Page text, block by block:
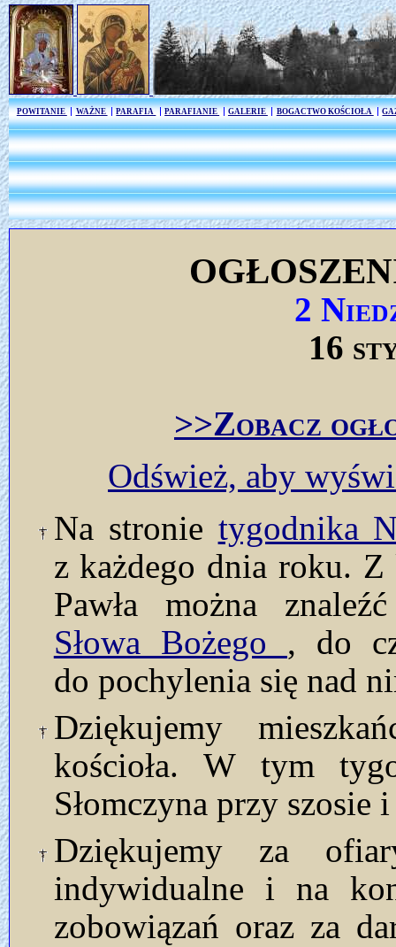
POWITANIE WAŻNE PARAFIA PARAFIANIE GALERIE BOGACTWO KOŚCIOŁA
2
16
>>Zobacz
Odśwież, aby
Na stronie tygodnika
z każdego dnia roku. Z
Pawła można
Słowa Bożego , do
do pochylenia się nad
Dziękujemy
kościoła. W tym
Słomczyna przy szosie
Dziękujemy za
indywidualne i na
zobowiązań oraz za